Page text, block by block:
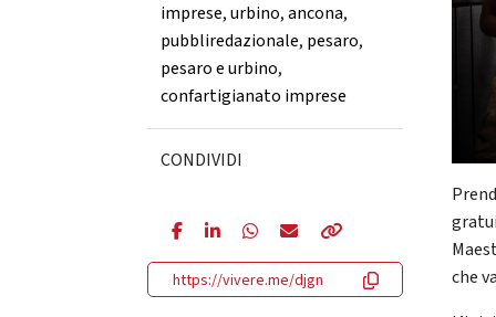
imprese,urbino,ancona,
pubbliredazionale, pesaro,
pesaro e urbino,
confartigianato imprese
CONDIVIDI
https://vivere.me/djgn
che